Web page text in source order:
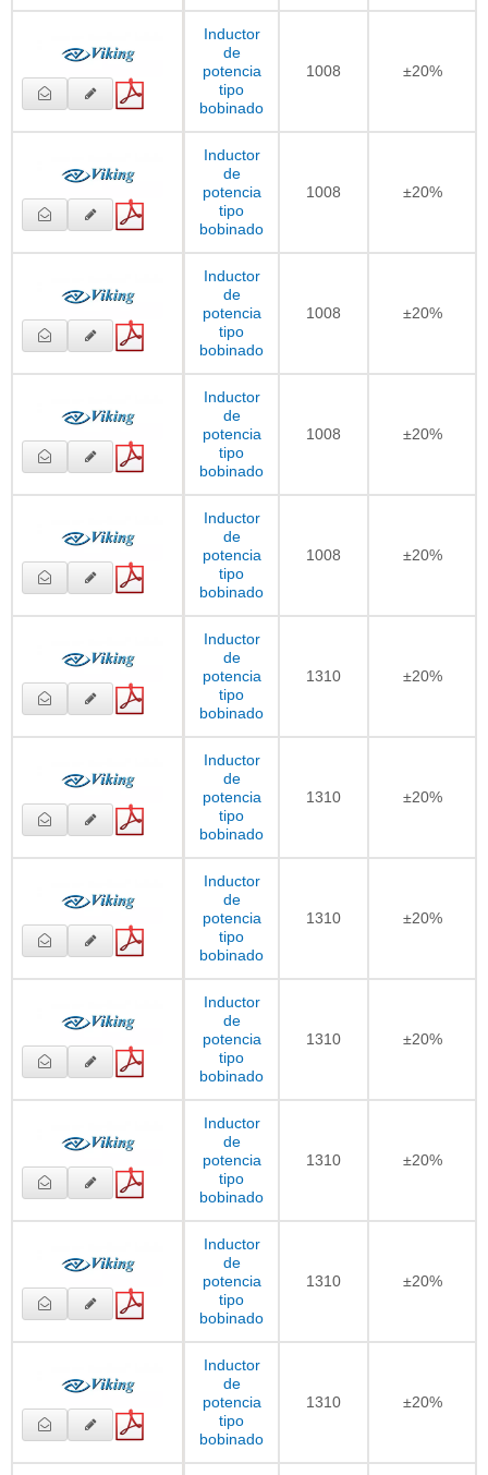
Inductor
de
potencia
tipo
bobinado
1008 ±20%
Inductor
de
potencia
tipo
bobinado
1008 ±20%
Inductor
de
potencia
tipo
bobinado
1008 ±20%
Inductor
de
potencia
tipo
bobinado
1008 ±20%
Inductor
de
potencia
tipo
bobinado
1008 ±20%
Inductor
de
potencia
tipo
bobinado
1310 ±20%
Inductor
de
potencia
tipo
bobinado
1310 ±20%
Inductor
de
potencia
tipo
bobinado
1310 ±20%
Inductor
de
potencia
tipo
bobinado
1310 ±20%
Inductor
de
potencia
tipo
bobinado
1310 ±20%
Inductor
de
potencia
tipo
bobinado
1310 ±20%
Inductor
de
potencia
tipo
bobinado
1310 ±20%